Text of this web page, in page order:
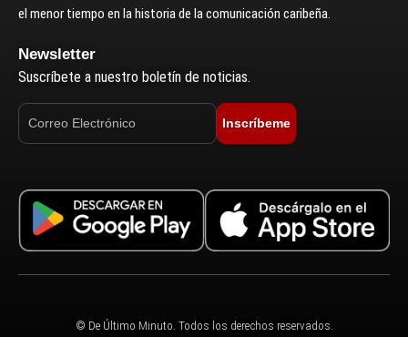
el menor tiempo en la historia de la comunicación caribeña.
Newsletter
Suscríbete a nuestro boletín de noticias.
Inscríbeme
© De Último Minuto. Todos los derechos reservados.